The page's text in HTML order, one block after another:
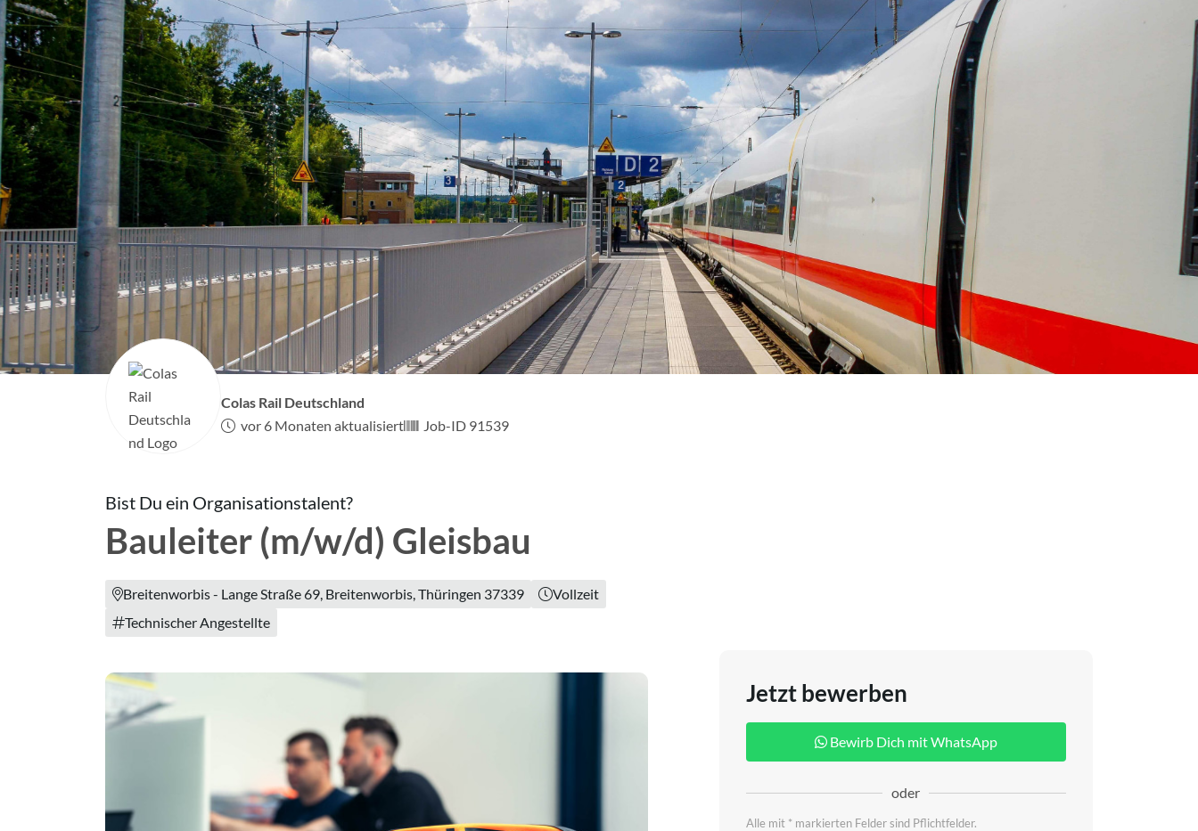
Colas Rail Deutschland
vor 6 Monaten aktualisiert
Job-ID 91539
Bist Du ein Organisationstalent?
Bauleiter (m/w/d) Gleisbau
Breitenworbis - Lange Straße 69, Breitenworbis, Thüringen 37339
Vollzeit
Technischer Angestellte
Jetzt bewerben
Bewirb Dich mit WhatsApp
oder
Alle mit * markierten Felder sind Pflichtfelder.